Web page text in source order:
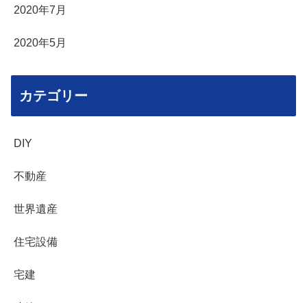
2020年7月
2020年5月
カテゴリー
DIY
不動産
世界遺産
住宅設備
宅建